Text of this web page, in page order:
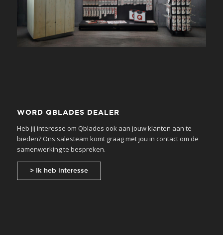
WORD QBLADES DEALER
Heb jij interesse om Qblades ook aan jouw klanten aan te
bieden? Ons salesteam komt graag met jou in contact om de
samenwerking te bespreken.
> Ik heb interesse